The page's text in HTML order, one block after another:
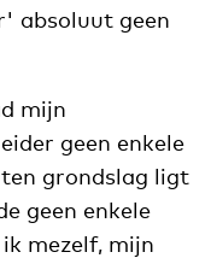
absoluut geen
mijn
geen enkele
grondslag ligt
geen enkele
mezelf, mijn